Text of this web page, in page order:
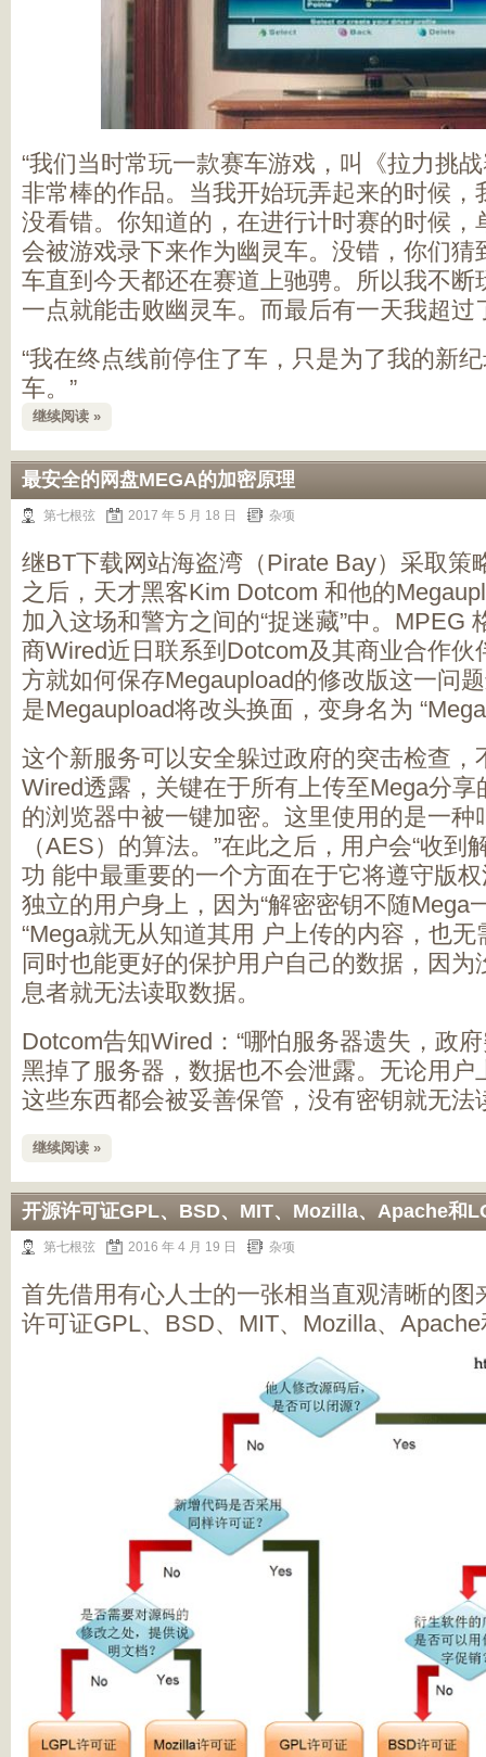
“我们当时常玩一款赛车游戏，叫《拉力挑
非常棒的作品。当我开始玩弄起来的时候，
没看错。你知道的，在进行计时赛的时候，
会被游戏录下来作为幽灵车。没错，你们
车直到今天都还在赛道上驰骋。所以我不断
一点就能击败幽灵车。而最后有一天我超
“我在终点线前停住了车，只是为了我的新
车。”
继续阅读 »
最安全的网盘MEGA的加密原理
第七根弦 2017 年 5 月 18 日 杂项
继BT下载网站海盗湾（Pirate Bay）采取策
之后，天才黑客Kim Dotcom 和他的
加入这场和警方之间的“捉迷藏”中。MPEG
商Wired近日联系到Dotcom及其商业合作伙
方就如何保存Megaupload的修改版这一问
是Megaupload将改头换面，变身名为
这个新服务可以安全躲过政府的突击检查，
Wired透露，关键在于所有上传至Mega分享
的浏览器中被一键加密。这里使用的是一种
（AES）的算法。”在此之后，用户会“收到
功 能中最重要的一个方面在于它将遵守版
独立的用户身上，因为“解密密钥不随Mega
“Mega就无从知道其用 户上传的内容，也无
同时也能更好的保护用户自己的数据，因
息者就无法读取数据。
Dotcom告知Wired：“哪怕服务器遗失，政
黑掉了服务器，数据也不会泄露。无论用户
这些东西都会被妥善保管，没有密钥就无法
继续阅读 »
开源许可证GPL、BSD、MIT、Mozilla、Apache和
第七根弦 2016 年 4 月 19 日 杂项
首先借用有心人士的一张相当直观清晰的图
许可证GPL、BSD、MIT、Mozilla、